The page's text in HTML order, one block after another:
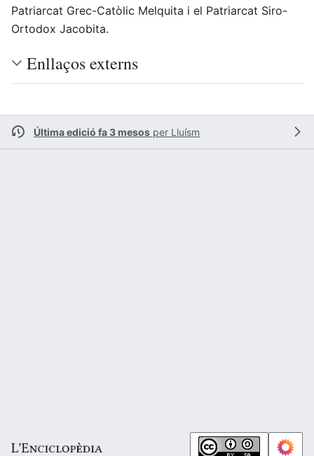
Patriarcat Grec-Catòlic Melquita i el Patriarcat Siro-
Ortodox Jacobita.
Enllaços externs
Última edició fa 3 mesos per Lluísm